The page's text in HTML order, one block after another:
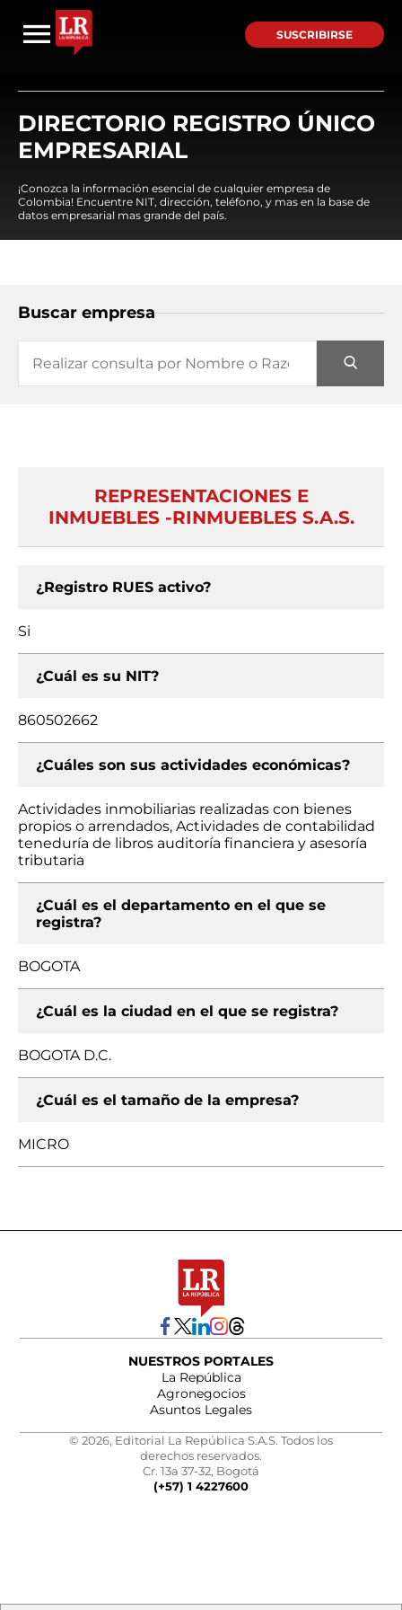
SUSCRIBIRSE
DIRECTORIO REGISTRO ÚNICO
EMPRESARIAL
¡Conozca la información esencial de cualquier empresa de
Colombia! Encuentre NIT, dirección, teléfono, y mas en la base de
datos empresarial mas grande del país.
Buscar empresa
REPRESENTACIONES E
INMUEBLES -RINMUEBLES S.A.S.
¿Registro RUES activo?
Si
¿Cuál es su NIT?
860502662
¿Cuáles son sus actividades económicas?
Actividades inmobiliarias realizadas con bienes
propios o arrendados, Actividades de contabilidad
teneduría de libros auditoría financiera y asesoría
tributaria
¿Cuál es el departamento en el que se
registra?
BOGOTA
¿Cuál es la ciudad en el que se registra?
BOGOTA D.C.
¿Cuál es el tamaño de la empresa?
MICRO
NUESTROS PORTALES
La República
Agronegocios
Asuntos Legales
© 2026, Editorial La República S.A.S. Todos los
derechos reservados.
Cr. 13a 37-32, Bogotá
(+57) 1 4227600